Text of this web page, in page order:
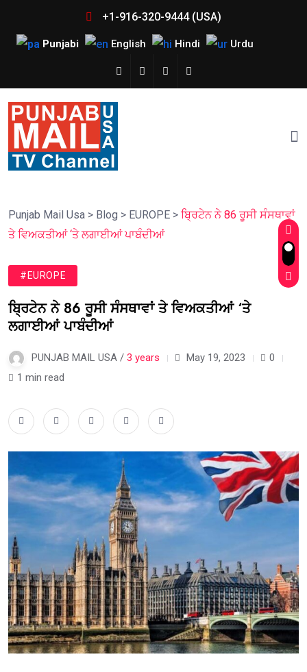
+1-916-320-9444 (USA)
Punjabi English Hindi Urdu
Punjab Mail Usa > Blog > EUROPE > ਬ੍ਰਿਟੇਨ ਨੇ 86 ਰੂਸੀ ਸੰਸਥਾਵਾਂ
ਤੇ ਵਿਅਕਤੀਆਂ ‘ਤੇ ਲਗਾਈਆਂ ਪਾਬੰਦੀਆਂ
#EUROPE
ਬ੍ਰਿਟੇਨ ਨੇ 86 ਰੂਸੀ ਸੰਸਥਾਵਾਂ ਤੇ ਵਿਅਕਤੀਆਂ ‘ਤੇ
ਲਗਾਈਆਂ ਪਾਬੰਦੀਆਂ
PUNJAB MAIL USA / 3 years May 19, 2023
0
1 min read